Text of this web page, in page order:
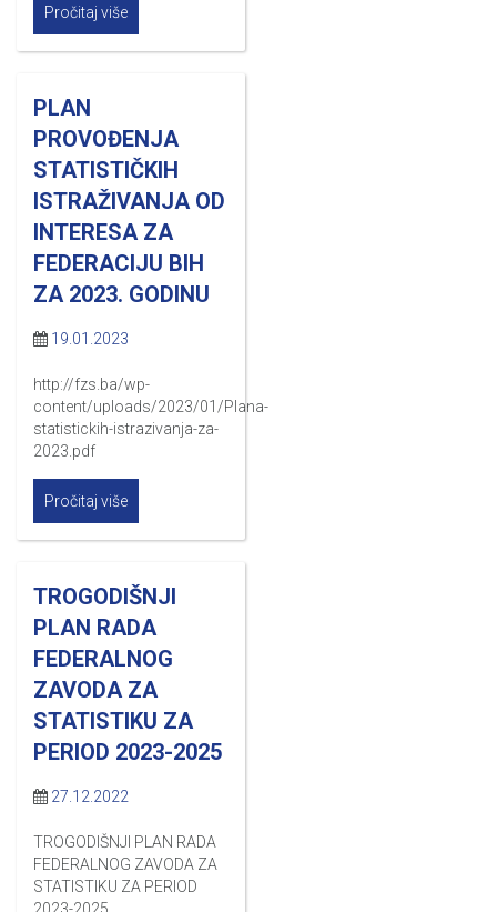
Pročitaj više
PLAN
PROVOĐENJA
STATISTIČKIH
ISTRAŽIVANJA OD
INTERESA ZA
FEDERACIJU BIH
ZA 2023. GODINU
19.01.2023
http://fzs.ba/wp-
content/uploads/2023/01/Plana-
statistickih-istrazivanja-za-
2023.pdf
Pročitaj više
TROGODIŠNJI
PLAN RADA
FEDERALNOG
ZAVODA ZA
STATISTIKU ZA
PERIOD 2023-2025
27.12.2022
TROGODIŠNJI PLAN RADA
FEDERALNOG ZAVODA ZA
STATISTIKU ZA PERIOD